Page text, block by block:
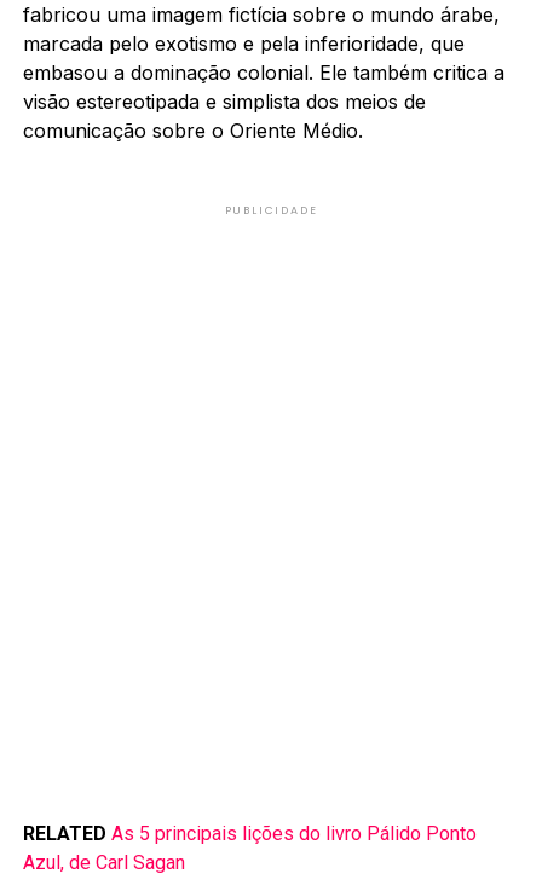
fabricou uma imagem fictícia sobre o mundo árabe,
marcada pelo exotismo e pela inferioridade, que
embasou a dominação colonial. Ele também critica a
visão estereotipada e simplista dos meios de
comunicação sobre o Oriente Médio.
PUBLICIDADE
RELATED As 5 principais lições do livro Pálido Ponto
Azul, de Carl Sagan